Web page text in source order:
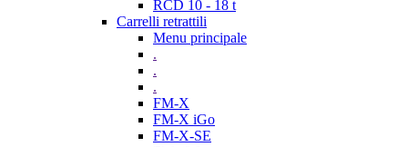
RCD 10 - 18 t
Carrelli retrattili
Menu principale
.
.
.
FM-X
FM-X iGo
FM-X-SE